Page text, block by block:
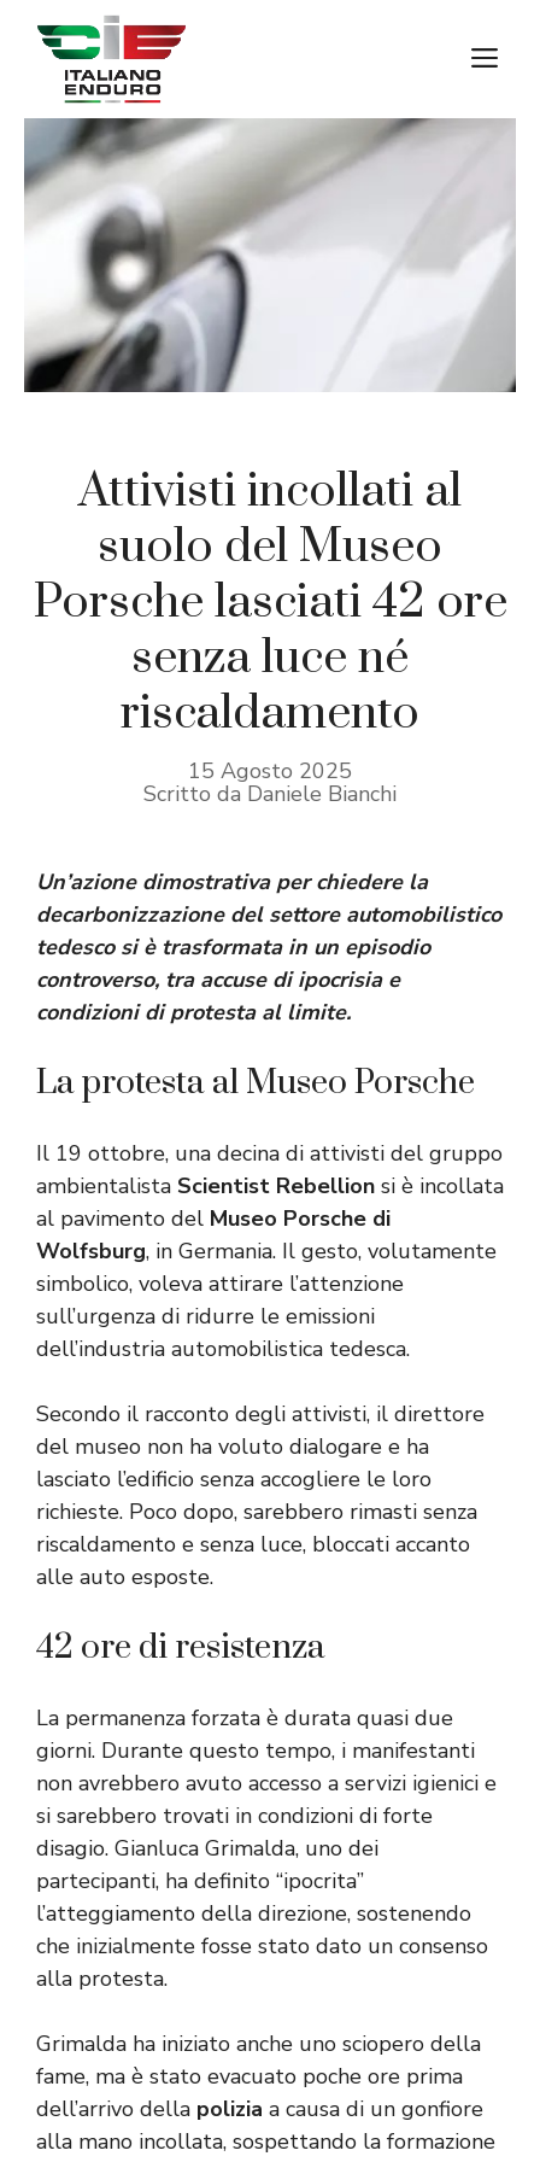
contenuto
Attivisti incollati al
suolo del Museo
Porsche lasciati 42 ore
senza luce né
riscaldamento
15 Agosto 2025
Scritto da Daniele Bianchi
Un’azione dimostrativa per chiedere la
decarbonizzazione del settore automobilistico
tedesco si è trasformata in un episodio
controverso, tra accuse di ipocrisia e
condizioni di protesta al limite.
La protesta al Museo Porsche
Il 19 ottobre, una decina di attivisti del gruppo
ambientalista Scientist Rebellion si è incollata
al pavimento del Museo Porsche di
Wolfsburg, in Germania. Il gesto, volutamente
simbolico, voleva attirare l’attenzione
sull’urgenza di ridurre le emissioni
dell’industria automobilistica tedesca.
Secondo il racconto degli attivisti, il direttore
del museo non ha voluto dialogare e ha
lasciato l’edificio senza accogliere le loro
richieste. Poco dopo, sarebbero rimasti senza
riscaldamento e senza luce, bloccati accanto
alle auto esposte.
42 ore di resistenza
La permanenza forzata è durata quasi due
giorni. Durante questo tempo, i manifestanti
non avrebbero avuto accesso a servizi igienici e
si sarebbero trovati in condizioni di forte
disagio. Gianluca Grimalda, uno dei
partecipanti, ha definito “ipocrita”
l’atteggiamento della direzione, sostenendo
che inizialmente fosse stato dato un consenso
alla protesta.
Grimalda ha iniziato anche uno sciopero della
fame, ma è stato evacuato poche ore prima
dell’arrivo della polizia a causa di un gonfiore
alla mano incollata, sospettando la formazione